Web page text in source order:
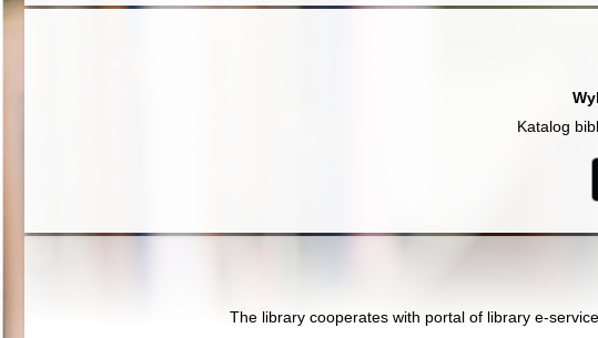
Katalog
The library cooperates with portal of library e-